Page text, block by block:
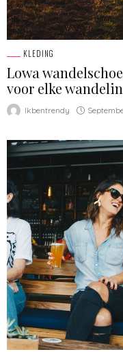
KLEDING
Lowa
voor elke
Ikbentrendy